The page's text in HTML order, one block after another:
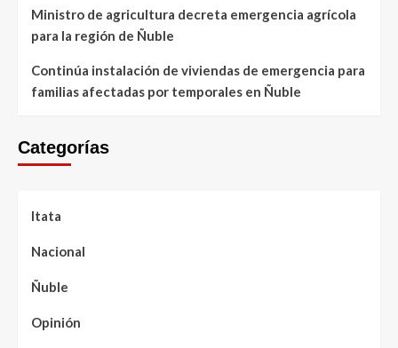
Ministro de agricultura decreta emergencia agrícola
para la región de Ñuble
Continúa instalación de viviendas de emergencia para
familias afectadas por temporales en Ñuble
Categorías
Itata
Nacional
Ñuble
Opinión